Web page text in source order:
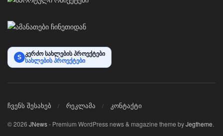
S კერძო სახლების პროექტები
სახლების პროექტები
ჩვენს შესახებ რეკლამა კონტაქტი
© 2026 JNews- Premium WordPress news & magazine theme byJegtheme.